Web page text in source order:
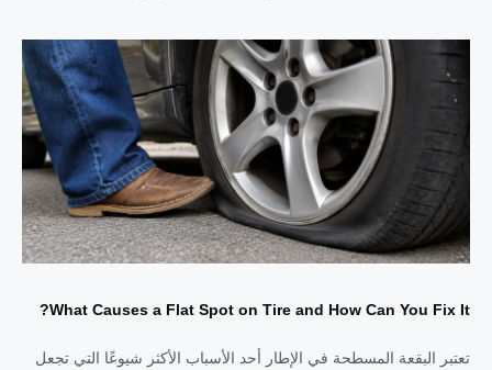
What Causes a Flat Spot on Tire and How Can You Fix It?
تعتبر البقعة المسطحة في الإطار أحد الأسباب الأكثر شيوعًا التي تجعل